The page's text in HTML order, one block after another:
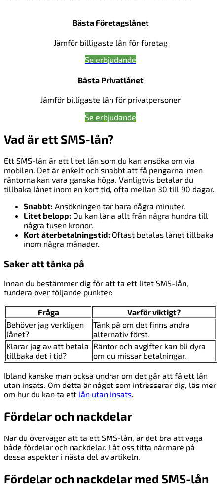
Bästa Företagslånet
Jämför billigaste lån för företag
Se erbjudande
Bästa Privatlånet
Jämför billigaste lån för privatpersoner
Se erbjudande
Vad är ett SMS-lån?
Ett SMS-lån är ett litet lån som du kan ansöka om via
mobilen. Det är enkelt och snabbt att få pengarna, men
räntorna kan vara ganska höga. Vanligtvis betalar du
tillbaka lånet inom en kort tid, ofta mellan 30 till 90 dagar.
Snabbt: Ansökningen tar bara några minuter.
Litet belopp: Du kan låna allt från några hundra till
några tusen kronor.
Kort återbetalningstid: Oftast betalas lånet tillbaka
inom några månader.
Saker att tänka på
Innan du bestämmer dig för att ta ett litet SMS-lån,
fundera över följande punkter:
Fråga
Varför viktigt?
Behöver jag verkligen
lånet?
Tänk på om det finns andra
alternativ först.
Klarar jag av att betala
tillbaka det i tid?
Räntor och avgifter kan bli dyra
om du missar betalningar.
Ibland kanske man också undrar om det går att få ett lån
utan insats. Om detta är något som intresserar dig, läs mer
om hur du kan ta ett lån utan insats.
Fördelar och nackdelar
När du överväger att ta ett SMS-lån, är det bra att väga
både fördelar och nackdelar. Låt oss titta närmare på
dessa aspekter i nästa del av artikeln.
Fördelar och nackdelar med SMS-lån